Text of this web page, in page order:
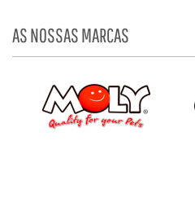
AS NOSSAS MARCAS